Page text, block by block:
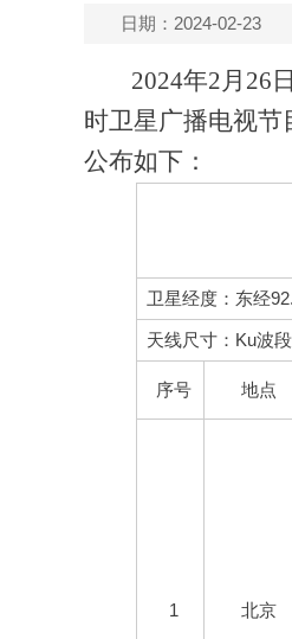
日期：2024-02-23
2024年2月26
时卫星广播电视节
公布如下：
卫星经度：东经
天线尺寸：Ku波
序号 地点
1 北京